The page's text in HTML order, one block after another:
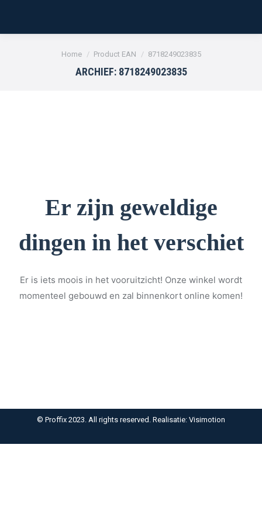
Je bent hier:
Home Product EAN 8718249023835
ARCHIEF: 8718249023835
Er zijn geweldige
dingen in het verschiet
Er is iets moois in het vooruitzicht! Onze winkel wordt
momenteel gebouwd en zal binnenkort online komen!
© Proffix 2023. All rights reserved. Realisatie: Visimotion